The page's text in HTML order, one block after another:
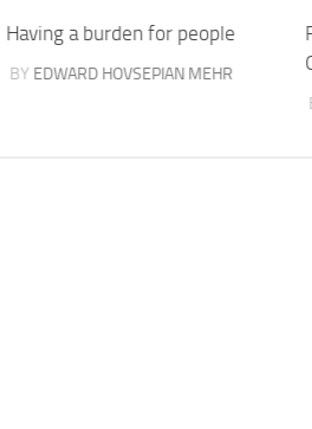
Having a burden for people
BY EDWARD HOVSEPIAN MEHR